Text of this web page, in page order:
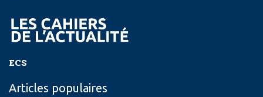
ECS
Articles populaires